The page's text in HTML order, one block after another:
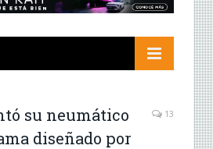
su neumático
diseñado por
13